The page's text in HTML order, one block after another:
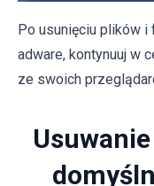
Po usunięciu plików
adware, kontynuuj w
ze swoich